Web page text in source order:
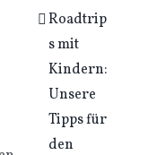
Roadtrip
s mit
Kindern:
Unsere
Tipps für
den